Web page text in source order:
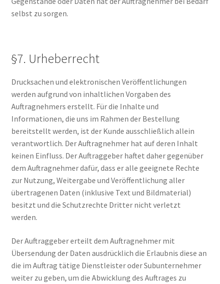
selbst zu sorgen.
§7. Urheberrecht
Drucksachen und elektronischen Veröffentlichungen
werden aufgrund von inhaltlichen Vorgaben des
Auftragnehmers erstellt. Für die Inhalte und
Informationen, die uns im Rahmen der Bestellung
bereitstellt werden, ist der Kunde ausschließlich allein
verantwortlich. Der Auftragnehmer hat auf deren Inhalt
keinen Einfluss. Der Auftraggeber haftet daher gegenüber
dem Auftragnehmer dafür, dass er alle geeignete Rechte
zur Nutzung, Weitergabe und Veröffentlichung aller
übertragenen Daten (inklusive Text und Bildmaterial)
besitzt und die Schutzrechte Dritter nicht verletzt
werden.
Der Auftraggeber erteilt dem Auftragnehmer mit
Übersendung der Daten ausdrücklich die Erlaubnis diese an
die im Auftrag tätige Dienstleister oder Subunternehmer
weiter zu geben, um die Abwicklung des Auftrages zu